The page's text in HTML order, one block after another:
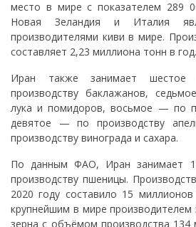
место в мире с показателем 289
Новая Зеландия и Италия
производителями киви в мире.
составляет 2,23 миллиона тонн в год.
Иран также занимает
производству баклажанов,
лука и помидоров, восьмое — по
девятое — по производству
производству винограда и сахара.
По данным ФАО, Иран занимает
производству пшеницы.
2020 году составило 15
крупнейшим в мире производителем
зерна с объёмом производства 134